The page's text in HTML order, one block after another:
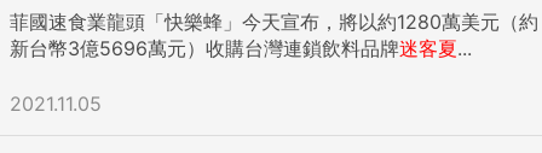
菲國速食業龍頭「快樂蜂」今天宣布，將以約1280萬美元（約
新台幣3億5696萬元）收購台灣連鎖飲料品牌迷客夏...
2021.11.05